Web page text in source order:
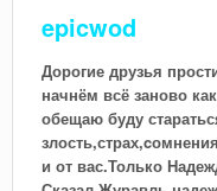
epicwod
Дорогие друзья
начнём всё заново
обещаю буду
и от вас.Только